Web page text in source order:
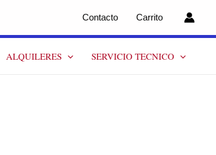
Contacto Carrito
ALQUILERES SERVICIO TECNICO